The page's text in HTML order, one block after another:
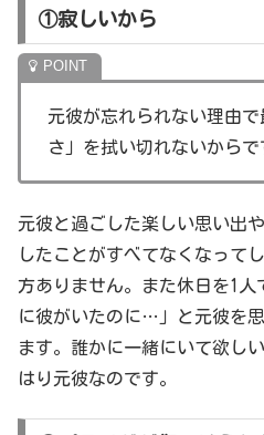
①寂しいから
元彼が忘れられない理由
さ」を拭い切れないからで
元彼と過ごした楽しい思い出
したことがすべてなくなって
方ありません。また休日を1人
に彼がいたのに…」と元彼を
ます。誰かに一緒にいて欲し
はり元彼なのです。